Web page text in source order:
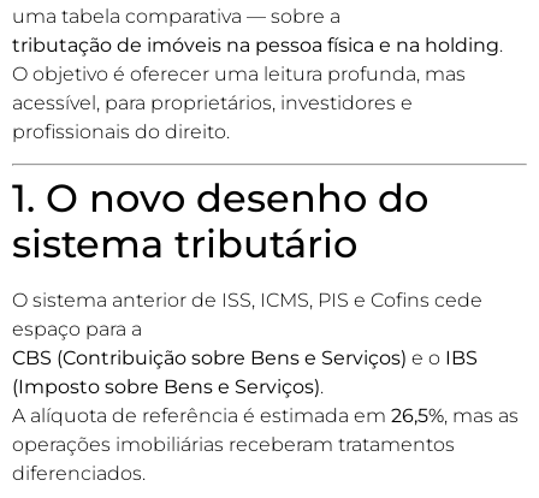
uma tabela comparativa — sobre a
tributação de imóveis na pessoa física e na holding.
O objetivo é oferecer uma leitura profunda, mas
acessível, para proprietários, investidores e
profissionais do direito.
1. O novo desenho do
sistema tributário
O sistema anterior de ISS, ICMS, PIS e Cofins cede
espaço para a
CBS (Contribuição sobre Bens e Serviços) e o IBS
(Imposto sobre Bens e Serviços).
A alíquota de referência é estimada em 26,5%, mas as
operações imobiliárias receberam tratamentos
diferenciados.